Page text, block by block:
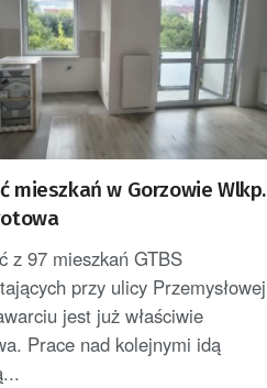
mieszkań w Gorzowie Wlkp.
z 97 mieszkań GTBS
przy ulicy Przemysłowej
jest już właściwie
Prace nad kolejnymi idą